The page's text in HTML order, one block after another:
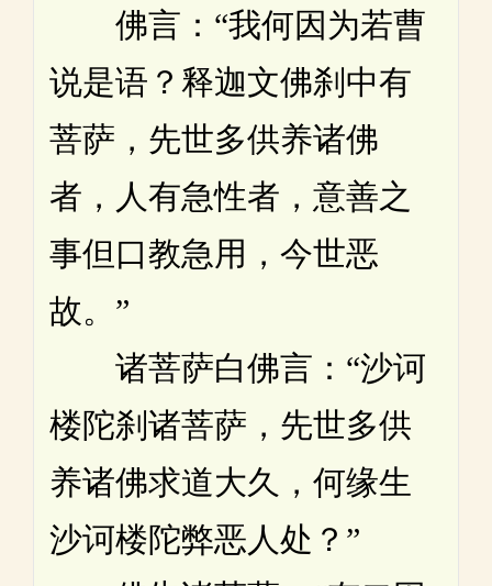
佛言：“我何因为若曹
说是语？释迦文佛刹中有
菩萨，先世多供养诸佛
者，人有急性者，意善之
事但口教急用，今世恶
故。”
诸菩萨白佛言：“沙诃
楼陀刹诸菩萨，先世多供
养诸佛求道大久，何缘生
沙诃楼陀弊恶人处？”